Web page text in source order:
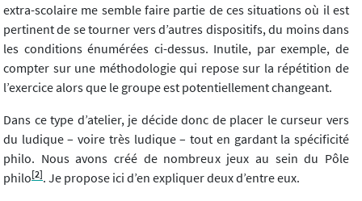
extra-scolaire me semble faire partie de ces situations où il est
pertinent de se tourner vers d’autres dispositifs, du moins dans
les conditions énumérées ci-dessus. Inutile, par exemple, de
compter sur une méthodologie qui repose sur la répétition de
l’exercice alors que le groupe est potentiellement changeant.
Dans ce type d’atelier, je décide donc de placer le curseur vers
du ludique – voire très ludique – tout en gardant la spécificité
philo. Nous avons créé de nombreux jeux au sein du Pôle
philo[2]. Je propose ici d’en expliquer deux d’entre eux.